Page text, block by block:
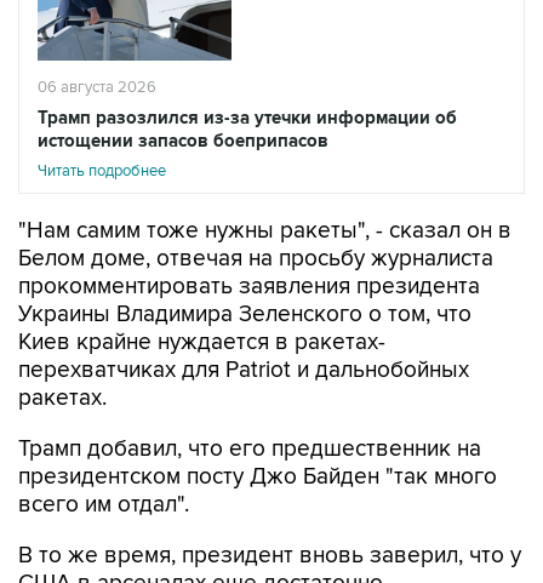
06 августа 2026
Трамп разозлился из-за утечки информации об
истощении запасов боеприпасов
Читать подробнее
"Нам самим тоже нужны ракеты", - сказал он в
Белом доме, отвечая на просьбу журналиста
прокомментировать заявления президента
Украины Владимира Зеленского о том, что
Киев крайне нуждается в ракетах-
перехватчиках для Patriot и дальнобойных
ракетах.
Трамп добавил, что его предшественник на
президентском посту Джо Байден "так много
всего им отдал".
В то же время, президент вновь заверил, что у